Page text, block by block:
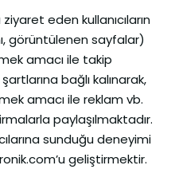
eden kullanıcıların
görüntülenen sayfalar)
amacı ile takip
bağlı kalınarak,
amacı ile reklam vb.
paylaşılmaktadır.
sunduğu deneyimi
geliştirmektir.